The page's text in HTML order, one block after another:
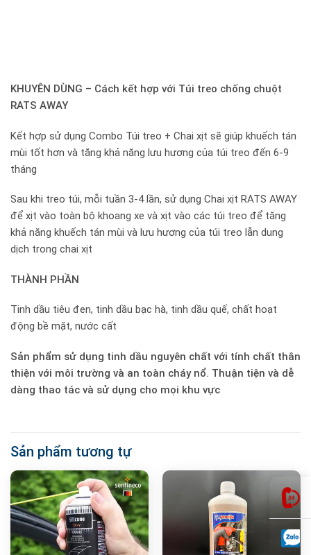
KHUYÊN DÙNG – Cách kết hợp với Túi treo chống chuột
RATS AWAY
Kết hợp sử dụng Combo Túi treo + Chai xịt sẽ giúp khuếch tán
mùi tốt hơn và tăng khả năng lưu hương của túi treo đến 6-9
tháng
Sau khi treo túi, mỗi tuần 3-4 lần, sử dụng Chai xịt RATS AWAY
để xịt vào toàn bộ khoang xe và xịt vào các túi treo để tăng
khả năng khuếch tán mùi và lưu hương của túi treo lẫn dung
dịch trong chai xịt
THÀNH PHẦN
Tinh dầu tiêu đen, tinh dầu bạc hà, tinh dầu quế, chất hoạt
động bề mặt, nước cất
Sản phẩm sử dụng tinh dầu nguyên chất với tính chất thân
thiện với môi trường và an toàn cháy nổ. Thuận tiện và dễ
dàng thao tác và sử dụng cho mọi khu vực
Sản phẩm tương tự